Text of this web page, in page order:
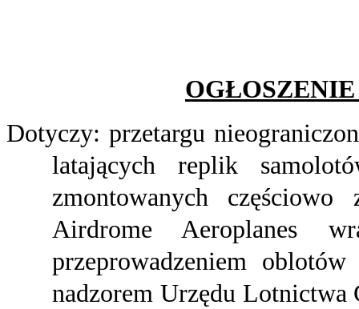
Dotyczy: przetargu
latających replik
zmontowanych częściowo
Airdrome Aeroplanes
przeprowadzeniem
nadzorem Urzędu